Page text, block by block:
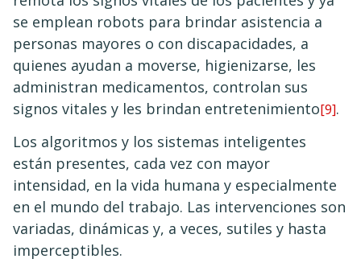
se emplean robots para brindar asistencia a
personas mayores o con discapacidades, a
quienes ayudan a moverse, higienizarse, les
administran medicamentos, controlan sus
signos vitales y les brindan entretenimiento[9].
Los algoritmos y los sistemas inteligentes
están presentes, cada vez con mayor
intensidad, en la vida humana y especialmente
en el mundo del trabajo. Las intervenciones son
variadas, dinámicas y, a veces, sutiles y hasta
imperceptibles.